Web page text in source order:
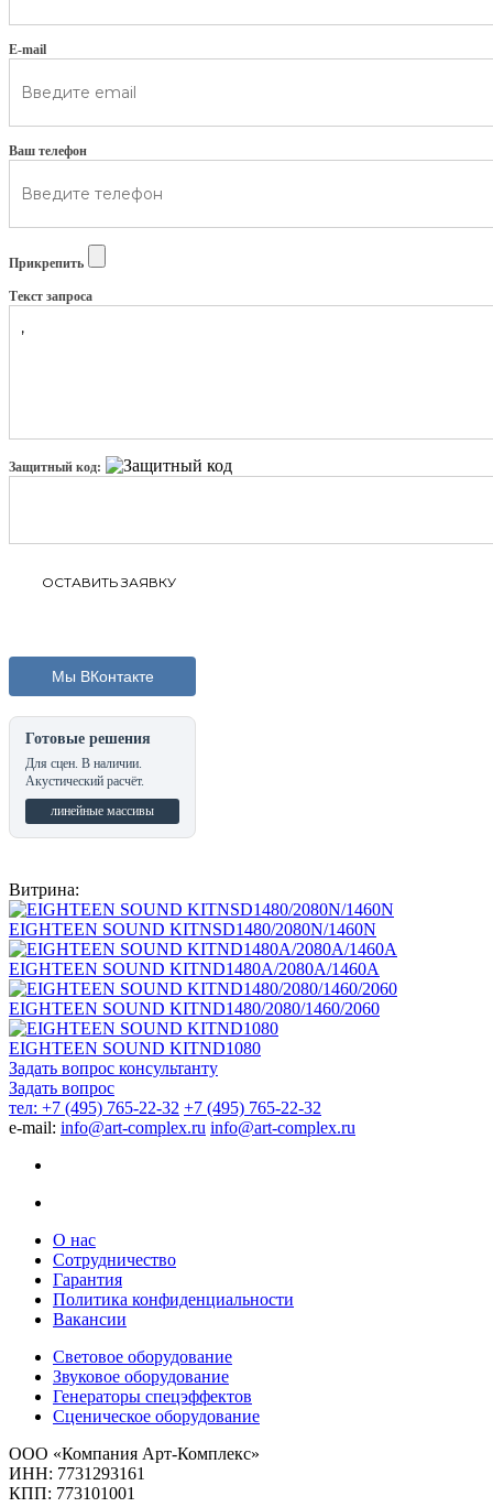
E-mail
Ваш телефон
Прикрепить
Текст запроса
Защитный код:
Мы ВКонтакте
Готовые решения
Для сцен. В наличии.
Акустический расчёт.
линейные массивы
Витрина:
EIGHTEEN SOUND KITNSD1480/2080N/1460N
EIGHTEEN SOUND KITND1480A/2080A/1460A
EIGHTEEN SOUND KITND1480/2080/1460/2060
EIGHTEEN SOUND KITND1080
Задать вопрос консультанту
Задать вопрос
тел: +7 (495) 765-22-32 +7 (495) 765-22-32
e-mail: info@art-complex.ru info@art-complex.ru
О нас
Сотрудничество
Гарантия
Политика конфиденциальности
Вакансии
Световое оборудование
Звуковое оборудование
Генераторы спецэффектов
Сценическое оборудование
ООО «Компания Арт-Комплекс»
ИНН: 7731293161
КПП: 773101001